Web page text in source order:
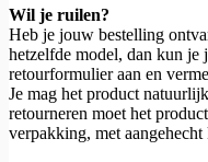
Wil je ruilen?
Heb je jouw bestelling
hetzelfde model, dan kun
retourformulier aan en
Je mag het product
retourneren moet het
verpakking, met